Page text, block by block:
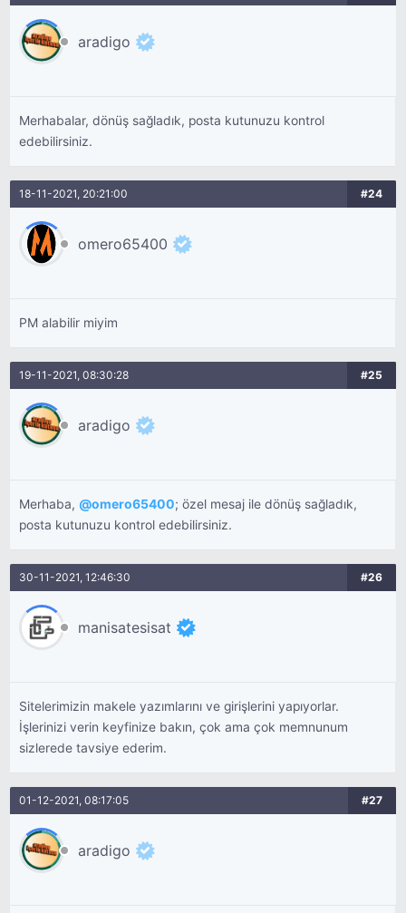
aradigo
Merhabalar, dönüş sağladık, posta kutunuzu kontrol
edebilirsiniz.
18-11-2021, 20:21:00 #24
omero65400
PM alabilir miyim
19-11-2021, 08:30:28 #25
aradigo
Merhaba,@omero65400; özel mesaj ile dönüş sağladık,
posta kutunuzu kontrol edebilirsiniz.
30-11-2021, 12:46:30 #26
manisatesisat
Sitelerimizin makele yazımlarını ve girişlerini yapıyorlar.
İşlerinizi verin keyfinize bakın, çok ama çok memnunum
sizlerede tavsiye ederim.
01-12-2021, 08:17:05 #27
aradigo